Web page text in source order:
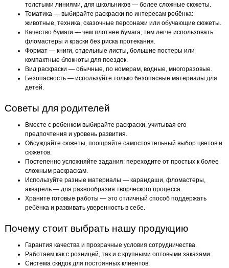
толстыми линиями, для школьников — более сложные сюжеты.
Тематика — выбирайте раскраски по интересам ребёнка:
животные, техника, сказочные персонажи или обучающие сюжеты.
Качество бумаги — чем плотнее бумага, тем легче использовать
фломастеры и краски без риска протекания.
Формат — книги, отдельные листы, большие постеры или
компактные блокноты для поездок.
Вид раскраски — обычные, по номерам, водные, многоразовые.
Безопасность — используйте только безопасные материалы для
детей.
Советы для родителей
Вместе с ребенком выбирайте раскраски, учитывая его
предпочтения и уровень развития.
Обсуждайте сюжеты, поощряйте самостоятельный выбор цветов и
сюжетов.
Постепенно усложняйте задания: переходите от простых к более
сложным раскраскам.
Используйте разные материалы — карандаши, фломастеры,
акварель — для разнообразия творческого процесса.
Храните готовые работы — это отличный способ поддержать
ребёнка и развивать уверенность в себе.
Почему стоит выбрать нашу продукцию
Гарантия качества и прозрачные условия сотрудничества.
Работаем как с розницей, так и с крупными оптовыми заказами.
Система скидок для постоянных клиентов.